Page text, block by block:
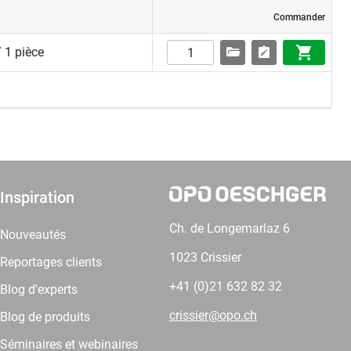
Commander
1 pièce
Inspiration
Nouveautés
Reportages clients
Blog d'experts
Blog de produits
Séminaires et webinaires
Ch. de Longemarlaz 6
1023 Crissier
+41 (0)21 632 82 32
crissier@opo.ch